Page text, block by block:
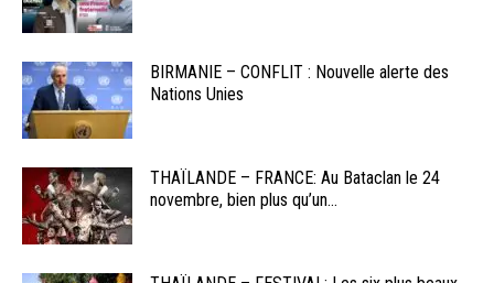
BIRMANIE – CONFLIT : Nouvelle alerte des
Nations Unies
THAÏLANDE – FRANCE: Au Bataclan le 24
novembre, bien plus qu’un...